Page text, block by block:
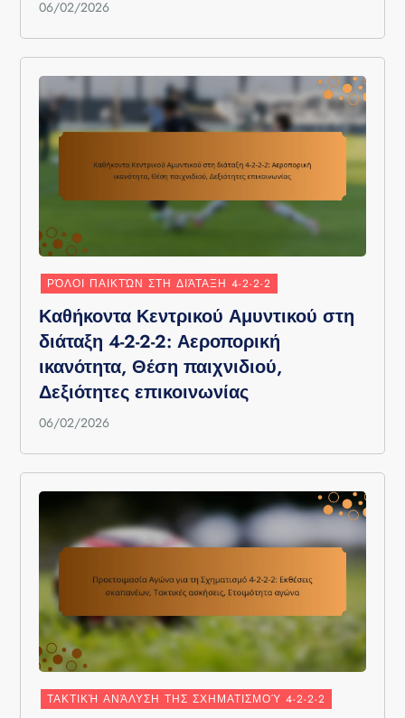
06/02/2026
ΡΌΛΟΙ ΠΑΙΚΤΏΝ ΣΤΗ ΔΙΆΤΑΞΗ 4-2-2-2
Καθήκοντα Κεντρικού Αμυντικού στη
διάταξη 4-2-2-2: Αεροπορική
ικανότητα, Θέση παιχνιδιού,
Δεξιότητες επικοινωνίας
06/02/2026
ΤΑΚΤΙΚΉ ΑΝΆΛΥΣΗ ΤΗΣ ΣΧΗΜΑΤΙΣΜΟΎ 4-2-2-2